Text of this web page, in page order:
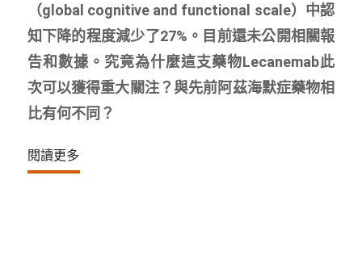
（global cognitive and functional scale）中認
知下降的程度減少了27%。目前還未公開相關報
告和數據。究竟為什麼這支藥物Lecanemab此
次可以獲得重大關注？與先前阿茲海默症藥物相
比有何不同？
閱讀更多